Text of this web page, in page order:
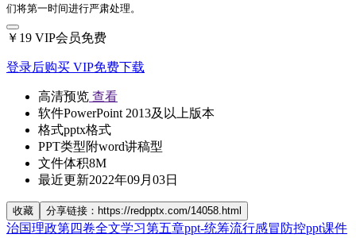
们将第一时间进行严肃处理。
￥19 VIP会员免费
登录后购买 VIP免费下载
高清预览 查看
软件PowerPoint 2013及以上版本
格式pptx格式
PPT类型附word讲稿型
文件体积8M
最近更新2022年09月03日
收藏 分享链接：https://redpptx.com/14058.html
治国理政第四卷全文学习第五章ppt-统筹流行感冒防控ppt课件